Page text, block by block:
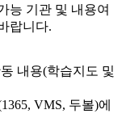
능 기관 및 내용여
랍니다.
내용(학습지도 및
VMS, 두볼)에